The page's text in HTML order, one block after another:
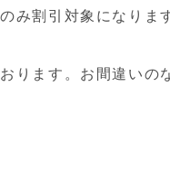
み割引対象になりま
ります。お間違いの